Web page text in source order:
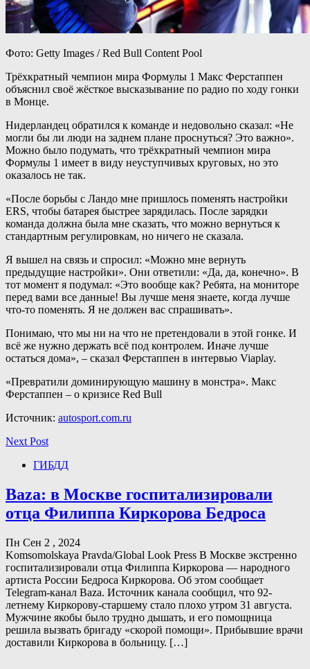
Фото: Getty Images / Red Bull Content Pool
Трёхкратный чемпион мира Формулы 1 Макс Ферстаппен
объяснил своё жёсткое высказывание по радио по ходу гонки
в Монце.
Нидерландец обратился к команде и недовольно сказал: «Не
могли бы ли люди на заднем плане проснуться? Это важно».
Можно было подумать, что трёхкратный чемпион мира
Формулы 1 имеет в виду неуступчивых круговых, но это
оказалось не так.
«После борьбы с Ландо мне пришлось поменять настройки
ERS, чтобы батарея быстрее зарядилась. После зарядки
команда должна была мне сказать, что можно вернуться к
стандартным регулировкам, но ничего не сказала.
Я вышел на связь и спросил: «Можно мне вернуть
предыдущие настройки». Они ответили: «Да, да, конечно». В
тот момент я подумал: «Это вообще как? Ребята, на мониторе
перед вами все данные! Вы лучше меня знаете, когда лучше
что-то поменять. Я не должен вас спрашивать».
Понимаю, что мы ни на что не претендовали в этой гонке. И
всё же нужно держать всё под контролем. Иначе лучше
остаться дома», – сказал Ферстаппен в интервью Viaplay.
«Превратили доминирующую машину в монстра». Макс
Ферстаппен – о кризисе Red Bull
Источник: autosport.com.ru
Next Post
ГИБДД
Baza: в Москве госпитализировали
отца Филиппа Киркорова Бедроса
Пн Сен 2 , 2024
Komsomolskaya Pravda/Global Look Press В Москве экстренно
госпитализировали отца Филиппа Киркорова — народного
артиста России Бедроса Киркорова. Об этом сообщает
Telegram-канал Baza. Источник канала сообщил, что 92-
летнему Киркорову-старшему стало плохо утром 31 августа.
Мужчине якобы было трудно дышать, и его помощница
решила вызвать бригаду «скорой помощи». Прибывшие врачи
доставили Киркорова в больницу. […]